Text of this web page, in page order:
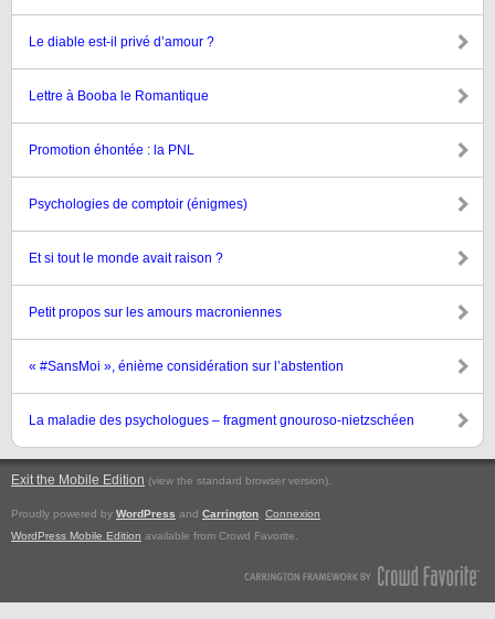
Le diable est-il privé d’amour ?
Lettre à Booba le Romantique
Promotion éhontée : la PNL
Psychologies de comptoir (énigmes)
Et si tout le monde avait raison ?
Petit propos sur les amours macroniennes
« #SansMoi », énième considération sur l’abstention
La maladie des psychologues – fragment gnouroso-nietzschéen
Exit the Mobile Edition (view the standard browser version).
Proudly powered by WordPress and Carrington Connexion
WordPress Mobile Edition available from Crowd Favorite.